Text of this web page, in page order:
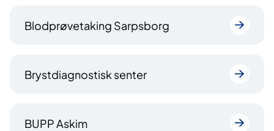
Blodprøvetaking Sarpsborg
Brystdiagnostisk senter
BUPP Askim